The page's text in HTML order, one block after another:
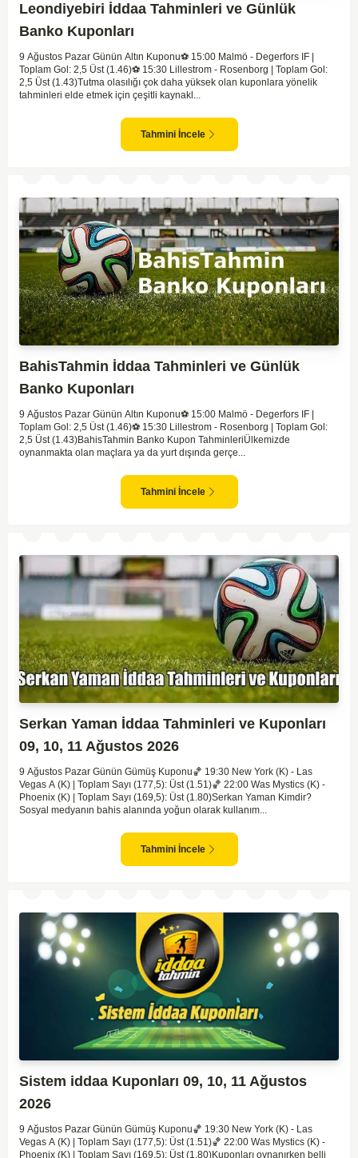
Leondiyebiri İddaa Tahminleri ve Günlük
Banko Kuponları
9 Ağustos Pazar Günün Altın Kuponu​⚽️ 15:00 Malmö - Degerfors IF |
Toplam Gol: 2,5 Üst (1.46)⚽️ 15:30 Lillestrom - Rosenborg | Toplam Gol:
2,5 Üst (1.43)Tutma olasılığı çok daha yüksek olan kuponlara yönelik
tahminleri elde etmek için çeşitli kaynakl...
Tahmini İncele
BahisTahmin İddaa Tahminleri ve Günlük
Banko Kuponları
9 Ağustos Pazar Günün Altın Kuponu​⚽️ 15:00 Malmö - Degerfors IF |
Toplam Gol: 2,5 Üst (1.46)⚽️ 15:30 Lillestrom - Rosenborg | Toplam Gol:
2,5 Üst (1.43)BahisTahmin Banko Kupon TahminleriÜlkemizde
oynanmakta olan maçlara ya da yurt dışında gerçe...
Tahmini İncele
Serkan Yaman İddaa Tahminleri ve Kuponları
09, 10, 11 Ağustos 2026
9 Ağustos Pazar Günün Gümüş Kuponu​🏀 19:30 New York (K) - Las
Vegas A (K) | Toplam Sayı (177,5): Üst (1.51)🏀 22:00 Was Mystics (K) -
Phoenix (K) | Toplam Sayı (169,5): Üst (1.80)Serkan Yaman Kimdir?
Sosyal medyanın bahis alanında yoğun olarak kullanım...
Tahmini İncele
Sistem iddaa Kuponları 09, 10, 11 Ağustos
2026
9 Ağustos Pazar Günün Gümüş Kuponu​🏀 19:30 New York (K) - Las
Vegas A (K) | Toplam Sayı (177,5): Üst (1.51)🏀 22:00 Was Mystics (K) -
Phoenix (K) | Toplam Sayı (169,5): Üst (1.80)Kuponları oynanırken belli